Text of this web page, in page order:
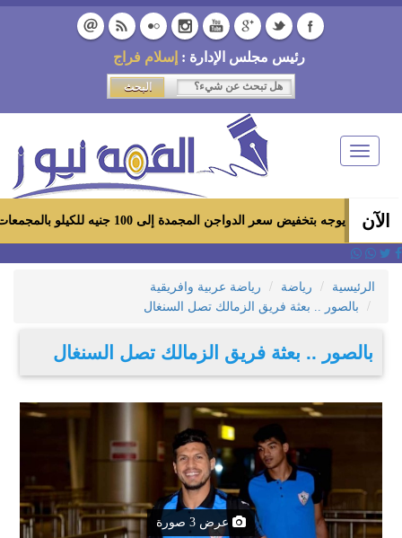
رئيس مجلس الإدارة : إسلام فراج
Toggle
navigation
الآن
سعر الدواجن المجمدة إلى 100 جنيه للكيلو بالمجمعات الاستهلاكية ومعارض «أهلاً رمضان»
الرئيسية رياضة
رياضة عربية وافريقية
بالصور .. بعثة فريق الزمالك تصل السنغال
بالصور .. بعثة فريق الزمالك تصل السنغال
عرض 3 صورة